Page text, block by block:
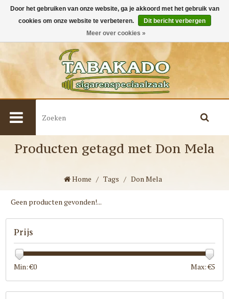
Producten getagd met Don Mela
Home / Tags / Don Mela
Geen producten gevonden!...
Prijs
Min: €0 Max: €5
Door het gebruiken van onze website, ga je akkoord met het gebruik van
cookies om onze website te verbeteren.
Dit bericht verbergen
Meer over cookies »